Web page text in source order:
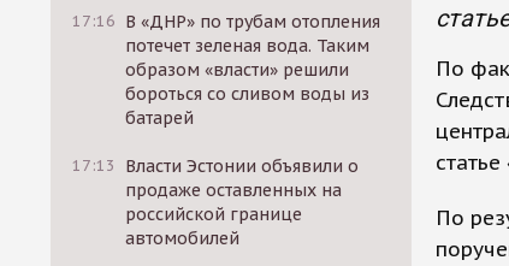
17:16 В «ДНР» по трубам отопления
потечет зеленая вода. Таким
образом «власти» решили
бороться со сливом воды из
батарей
17:13
Власти Эстонии объявили о
продаже оставленных на
российской границе
автомобилей
По
статье
По